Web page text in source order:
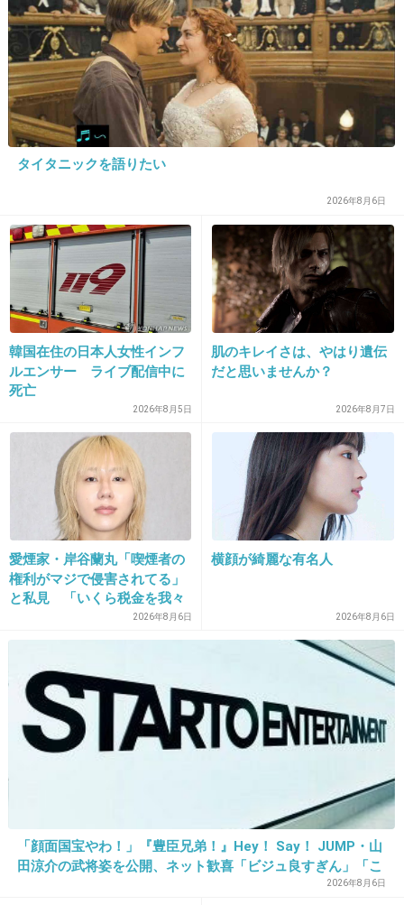
魔女って日本のものじゃないからな~
+40 -0
23. 匿名 2014/01/29(水) 13:53:50
え…なんか違う…
24. 匿名2014/01/29(水) 13:54:07
いやぁ、でもジブリのアニメ版知らなければ結
構悪くないような気もする。
まあジブリのアニメ版見たことない人あんまり
いないだろうけど。
2014/01/29(水) 13:54:52
ＣＧらしいけどＣＧっぽく見えないね
なんかこっちが照れる{(-_-)}
+8 -2
これじゃない感ｗ
+12 -2
タイタニックを語りたい
2026年8月6日
韓国在住の日本人女性インフ
ルエンサー ライブ配信中に
死亡
2026年8月5日
肌のキレイさは、やはり遺伝
だと思いませんか？
2026年8月7日
愛煙家・岸谷蘭丸「喫煙者の
権利がマジで侵害されてる」
と私見 「いくら税金を我々
2026年8月6日
横顔が綺麗な有名人
2026年8月6日
「顔面国宝やわ！」『豊臣兄弟！』Hey！ Say！ JUMP・山
田涼介の武将姿を公開、ネット歓喜「ビジュ良すぎん」「こ
2026年8月6日